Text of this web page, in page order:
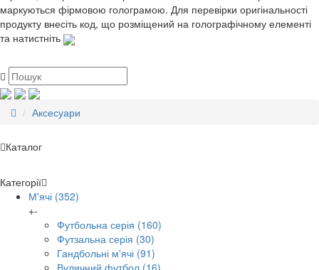
маркуються фірмовою голограмою. Для перевірки оригінальності
продукту внесіть код, що розміщений на голографічному елементі
та натистніть
Аксесуари
Каталог
Категорії
М'ячі (352)
+-
Футбольна серія (160)
Футзальна серія (30)
Гандбольні м'ячі (91)
Вуличний футбол (16)